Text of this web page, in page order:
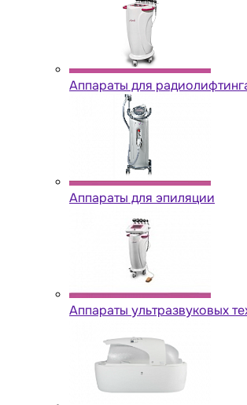
Аппараты для
Аппараты для эпиляции
Аппараты ультразвуковых